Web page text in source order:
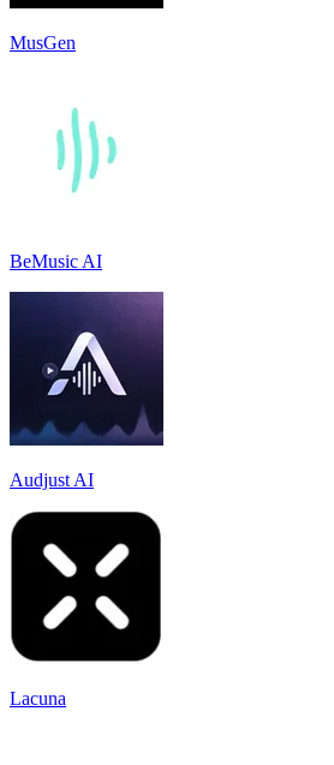
MusGen
BeMusic AI
Audjust AI
Lacuna